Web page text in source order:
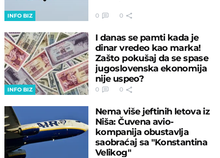
INFO BIZ 0 0
INFO BIZ
I danas se pamti kada je
dinar vredeo kao marka!
Zašto pokušaj da se spase
jugoslovenska ekonomija
nije uspeo?
0 0
Nema više jeftinih letova iz
Niša: Čuvena avio-
kompanija obustavlja
saobraćaj sa "Konstantina
Velikog"